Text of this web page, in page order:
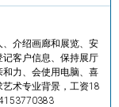
介绍画廊和展览、安
客户信息、保持展厅
力、会使用电脑、喜
术专业背景，工资18